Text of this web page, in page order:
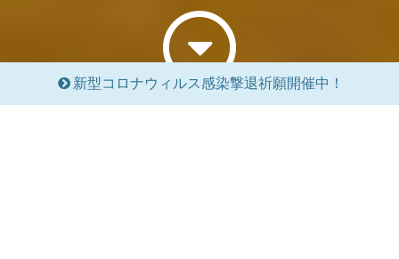
新型コロナウィルス感染撃退祈願開催中！